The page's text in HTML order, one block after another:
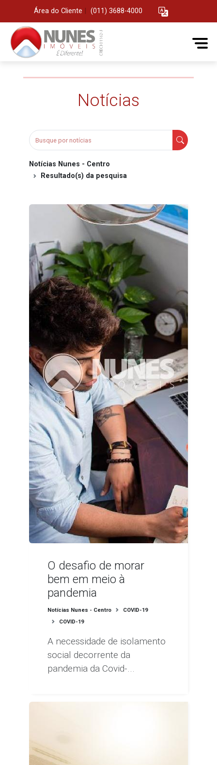
Área do Cliente (011) 3688-4000
Notícias Nunes - Centro
Resultado(s) da pesquisa
Notícias
O desafio de morar
bem em meio à
pandemia
Notícias Nunes - Centro
COVID-19
COVID-19
A necessidade de isolamento
social decorrente da
pandemia da Covid-...